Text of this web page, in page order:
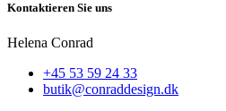
Kontaktieren Sie uns
Helena Conrad
+45 53 59 24 33
butik@conraddesign.dk